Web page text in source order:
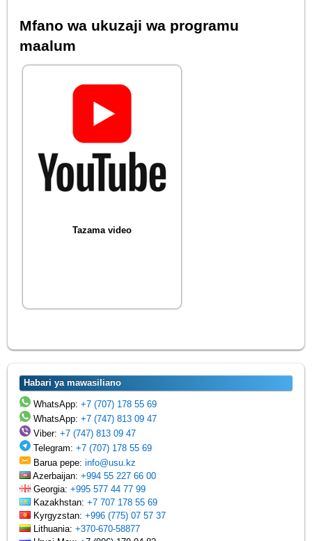
Mfano wa ukuzaji wa programu
maalum
Tazama video
Habari ya mawasiliano
WhatsApp:+7 (707) 178 55 69
WhatsApp:+7 (747) 813 09 47
Viber:+7 (747) 813 09 47
Telegram:+7 (707) 178 55 69
Barua pepe:info@usu.kz
Azerbaijan:+994 55 227 66 00
Georgia:+995 577 44 77 99
Kazakhstan:+7 707 178 55 69
Kyrgyzstan:+996 (775) 07 57 37
Lithuania:+370-670-58877